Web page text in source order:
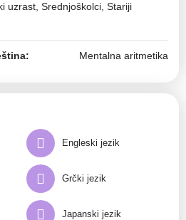
uzrast, Srednjoškolci, Stariji
Mentalna aritmetika
Engleski jezik
Grčki jezik
Japanski jezik